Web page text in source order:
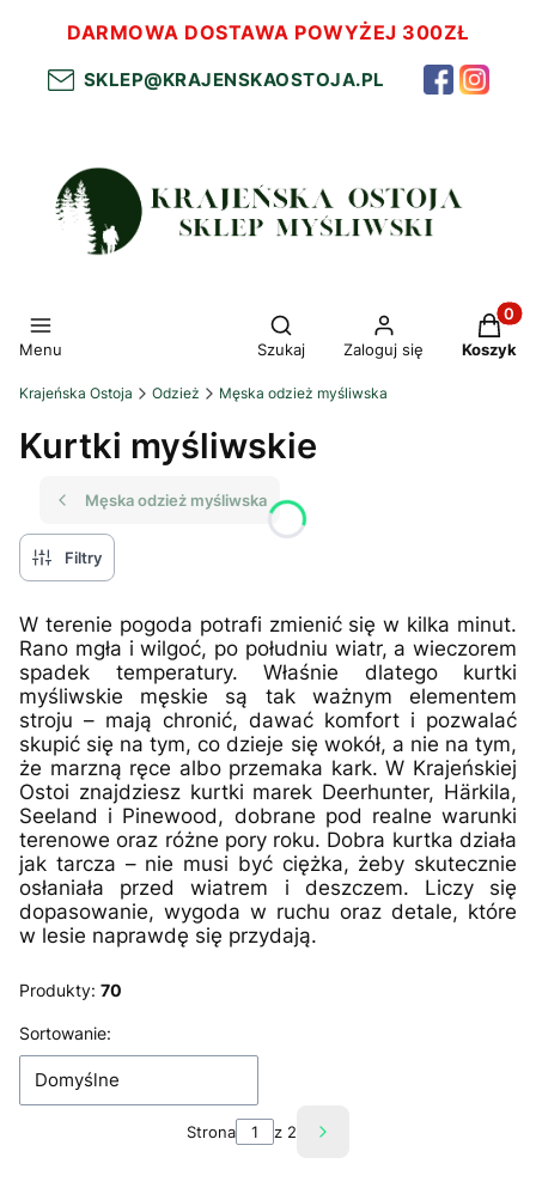
DARMOWA DOSTAWA POWYŻEJ 300ZŁ
SKLEP@KRAJENSKAOSTOJA.PL
Menu
Otwórz wyszukiwarkę
Szukaj Zaloguj się Koszyk
Krajeńska Ostoja Odzież Męska odzież myśliwska
Kurtki myśliwskie
Męska odzież myśliwska
Filtry
W terenie pogoda potrafi zmienić się w kilka minut.
Rano mgła i wilgoć, po południu wiatr, a wieczorem
spadek temperatury. Właśnie dlatego kurtki
myśliwskie męskie są tak ważnym elementem
stroju – mają chronić, dawać komfort i pozwalać
skupić się na tym, co dzieje się wokół, a nie na tym,
że marzną ręce albo przemaka kark. W Krajeńskiej
Ostoi znajdziesz kurtki marek Deerhunter, Härkila,
Seeland i Pinewood, dobrane pod realne warunki
terenowe oraz różne pory roku. Dobra kurtka działa
jak tarcza – nie musi być ciężka, żeby skutecznie
osłaniała przed wiatrem i deszczem. Liczy się
dopasowanie, wygoda w ruchu oraz detale, które
w lesie naprawdę się przydają.
Produkty: 70
Lista produktów
Sortowanie:
Domyślne
Strona z 2 Następne produkty